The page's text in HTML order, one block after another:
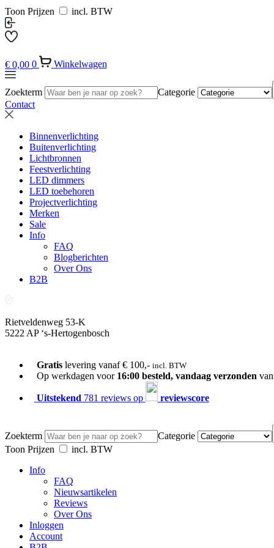
Toon Prijzen incl. BTW
€ 0,00 0 Winkelwagen
Zoekterm
Categorie
Contact
Binnenverlichting
Buitenverlichting
Lichtbronnen
Feestverlichting
LED dimmers
LED toebehoren
Projectverlichting
Merken
Sale
Info
FAQ
Blogberichten
Over Ons
B2B
Rietveldenweg 53-K
5222 AP ‘s-Hertogenbosch
Gratislevering vanaf € 100,- incl. BTW
Op werkdagen voor 16:00 besteld, vandaag verzonden
Uitstekend 781 reviews op reviewscore
Zoekterm
Categorie
Toon Prijzen
incl. BTW
Info
FAQ
Nieuwsartikelen
Reviews
Over Ons
Inloggen
Account